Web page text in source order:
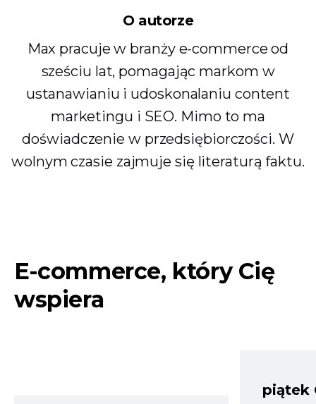
O autorze
Max pracuje w branży e-commerce od
sześciu lat, pomagając markom w
ustanawianiu i udoskonalaniu content
marketingu i SEO. Mimo to ma
doświadczenie w przedsiębiorczości. W
wolnym czasie zajmuje się literaturą faktu.
E-commerce, który Cię
wspiera
piątek